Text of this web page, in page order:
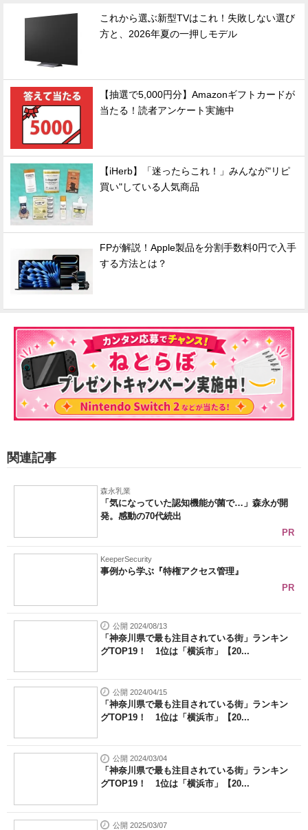
これから選ぶ新型TVはこれ！失敗しない選び
方と、2026年夏の一押しモデル
【抽選で5,000円分】Amazonギフトカードが
当たる！読者アンケート実施中
【iHerb】「迷ったらこれ！」みんなが"リピ
買い"している人気商品
FPが解説！Apple製品を分割手数料0円で入手
する方法とは？
関連記事
森永乳業
「気になっていた認知機能が菌で…」森永が開
発。感動の70代続出
PR
KeeperSecurity
事例から学ぶ『特権アクセス管理』
PR
公開 2024/08/13
「神奈川県で最も注目されている街」ランキン
グTOP19！ 1位は「横浜市」【20...
公開 2024/04/15
「神奈川県で最も注目されている街」ランキン
グTOP19！ 1位は「横浜市」【20...
公開 2024/03/04
「神奈川県で最も注目されている街」ランキン
グTOP19！ 1位は「横浜市」【20...
公開 2025/03/07